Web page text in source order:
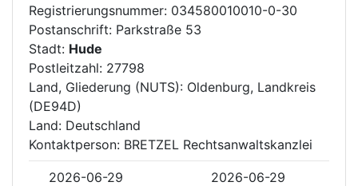
Registrierungsnummer: 034580010010-0-30
Postanschrift: Parkstraße 53
Stadt: Hude
Postleitzahl: 27798
Land, Gliederung (NUTS): Oldenburg, Landkreis
(DE94D)
Land: Deutschland
Kontaktperson: BRETZEL Rechtsanwaltskanzlei
2026-06-29
2026-06-29